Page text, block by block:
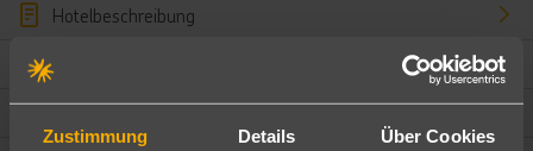
Zustimmung Details Über Cookies
Hotelbeschreibung
Bewertungen